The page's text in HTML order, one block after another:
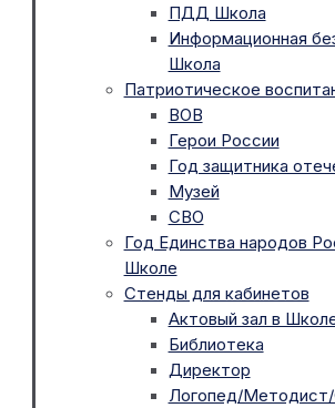
ПДД Школа
Информационная
Школа
Патриотическое
ВОВ
Герои России
Год защитника
Музей
СВО
Год Единства народов
Школе
Стенды для кабинетов
Актовый зал в
Библиотека
Директор
Логопед/